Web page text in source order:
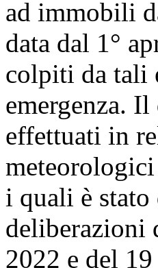
ad immobili
data dal 1°
colpiti da tali
emergenza.
effettuati in
i quali è stato
deliberazioni
2022 e del